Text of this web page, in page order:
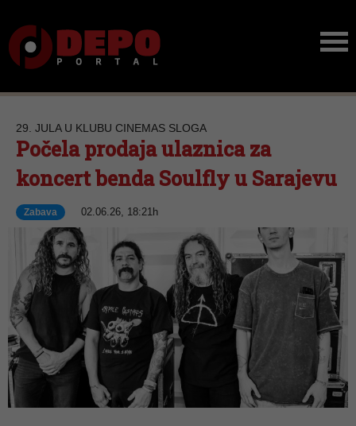
29. JULA U KLUBU CINEMAS SLOGA
Počela prodaja ulaznica za
koncert benda Soulfly u Sarajevu
Zabava 02.06.26, 18:21h